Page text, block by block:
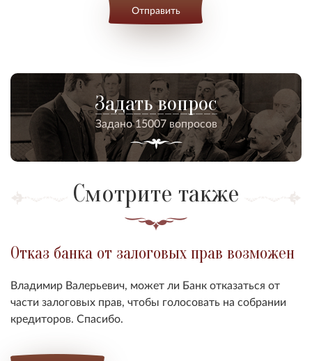
Отправить
Задать вопрос
Задано 15007 вопросов
Смотрите также
Отказ банка от залоговых прав возможен
Владимир Валерьевич, может ли Банк отказаться от
части залоговых прав, чтобы голосовать на собрании
кредиторов. Спасибо.